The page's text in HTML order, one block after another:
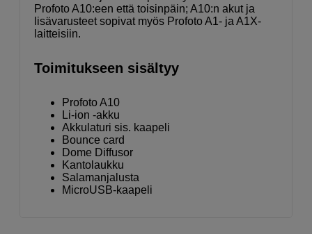
Profoto A10:een että toisinpäin; A10:n akut ja
lisävarusteet sopivat myös Profoto A1- ja A1X-
laitteisiin.
Toimitukseen sisältyy
Profoto A10
Li-ion -akku
Akkulaturi sis. kaapeli
Bounce card
Dome Diffusor
Kantolaukku
Salamanjalusta
MicroUSB-kaapeli